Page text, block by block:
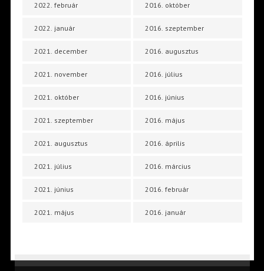
2022. február
2022. január
2021. december
2021. november
2021. október
2021. szeptember
2021. augusztus
2021. július
2021. június
2021. május
2016. október
2016. szeptember
2016. augusztus
2016. július
2016. június
2016. május
2016. április
2016. március
2016. február
2016. január